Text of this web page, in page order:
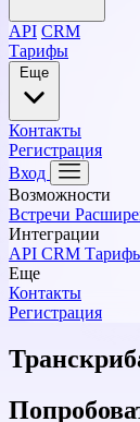
API CRM
Тарифы
Еще
Контакты
Регистрация
Вход
Возможности
Встречи
Интеграции
API CRM
Еще
Контакты
Регистрация